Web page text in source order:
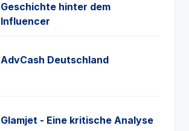
Geschichte hinter dem
Influencer
AdvCash Deutschland
Glamjet - Eine kritische Analyse